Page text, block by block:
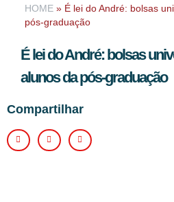
HOME » É lei do André: bolsas
pós-graduação
É lei do André: bolsas
alunos da pós-graduação
Compartilhar